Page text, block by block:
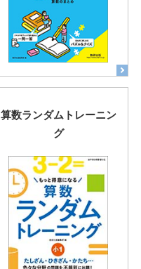
算数ランダムトレーニン
グ